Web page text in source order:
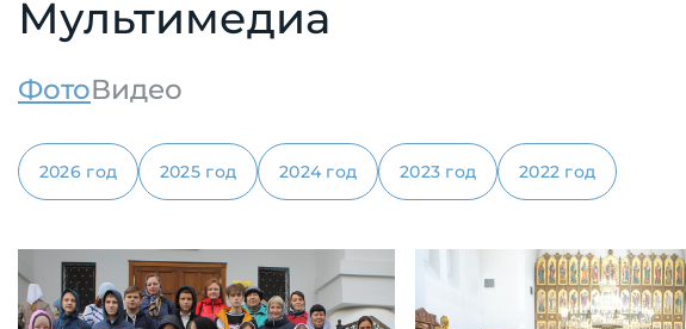
Мультимедиа
ФотоВидео
2026 год 2025 год 2024 год 2023 год 2022 год